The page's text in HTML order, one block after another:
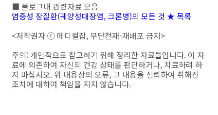
■ 블로그내 관련자료 모음
염증성 장질환(궤양성대장염, 크론병)의 모든 것 ★ 목록
<저작권자 ⓒ 메디컬잡, 무단전재-재배포 금지>
주의: 개인적으로 참고하기 위해 정리한 자료들입니다. 이 자
료에 의존하여 자신의 건강 상태를 판단하거나, 치료하려 하
지 마십시오. 위 내용상의 오류, 그 내용을 신뢰하여 취해진
조치에 대하여 책임을 지지 않습니다.